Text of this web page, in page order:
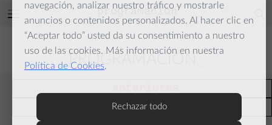
navegación, analizar nuestro tráfico y mostrarle
anuncios o contenidos personalizados. Al hacer clic en
“Aceptar todo” usted da su consentimiento a nuestro
uso de las cookies. Más información en nuestra
Política de Cookies.
Rechazar todo
programación
PROGRAMACIÓN
actuales